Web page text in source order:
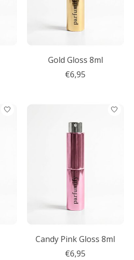
Gold Gloss 8ml
€6,95
Candy Pink Gloss 8ml
€6,95